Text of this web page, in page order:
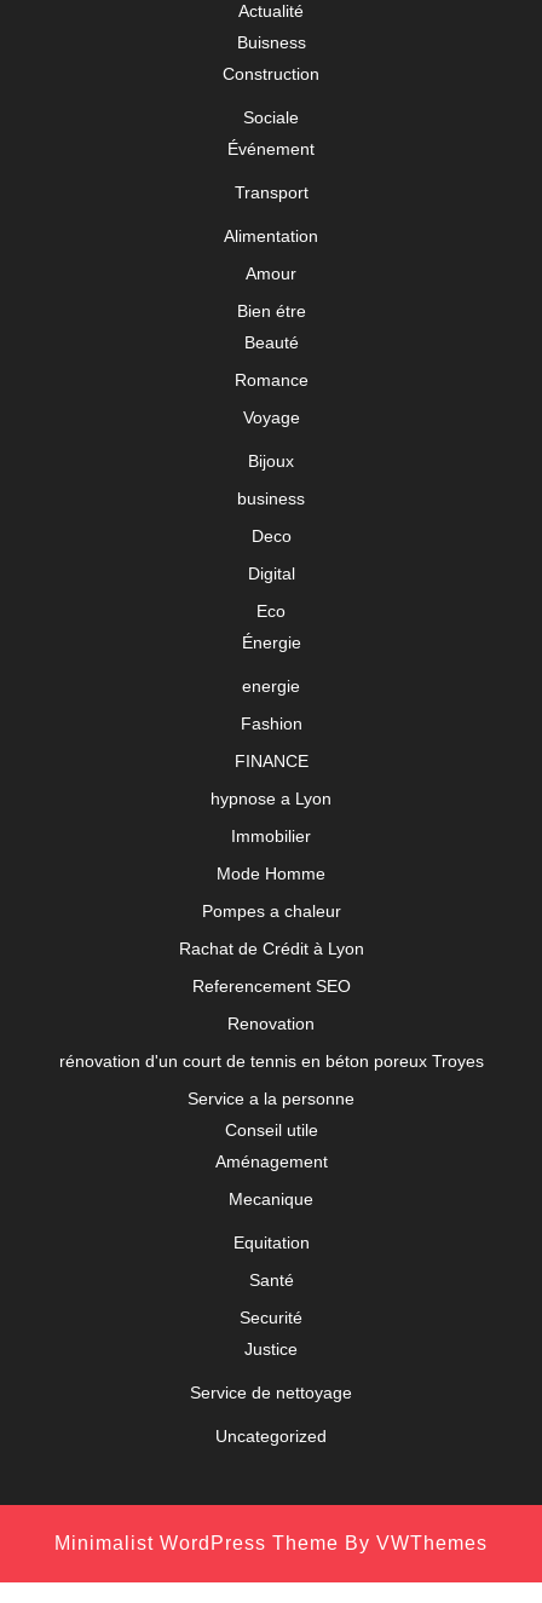
Actualité
Buisness
Construction
Sociale
Événement
Transport
Alimentation
Amour
Bien étre
Beauté
Romance
Voyage
Bijoux
business
Deco
Digital
Eco
Énergie
energie
Fashion
FINANCE
hypnose a Lyon
Immobilier
Mode Homme
Pompes a chaleur
Rachat de Crédit à Lyon
Referencement SEO
Renovation
rénovation d'un court de tennis en béton poreux Troyes
Service a la personne
Conseil utile
Aménagement
Mecanique
Equitation
Santé
Securité
Justice
Service de nettoyage
Uncategorized
Minimalist WordPress Theme By VWThemes